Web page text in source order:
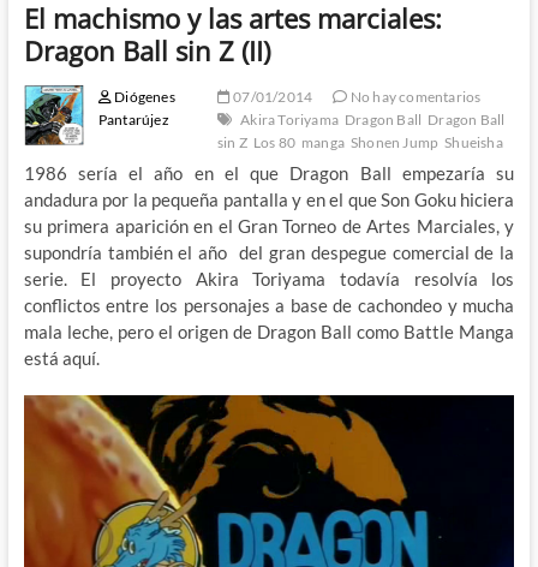
El machismo y las artes marciales:
Dragon Ball sin Z (II)
Diógenes
Pantarújez
07/01/2014
No hay comentarios
Akira Toriyama Dragon Ball Dragon Ball
sin Z Los 80 manga Shonen Jump Shueisha
1986 sería el año en el que Dragon Ball empezaría su
andadura por la pequeña pantalla y en el que Son Goku hiciera
su primera aparición en el Gran Torneo de Artes Marciales, y
supondría también el año del gran despegue comercial de la
serie. El proyecto Akira Toriyama todavía resolvía los
conflictos entre los personajes a base de cachondeo y mucha
mala leche, pero el origen de Dragon Ball como Battle Manga
está aquí.